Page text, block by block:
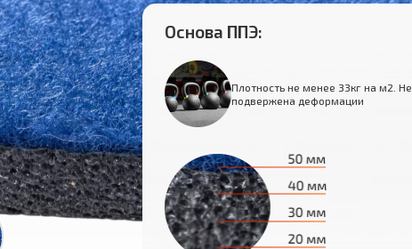
Основа ППЭ:
Плотность не менее 33кг на м2. Не
подвержена деформации